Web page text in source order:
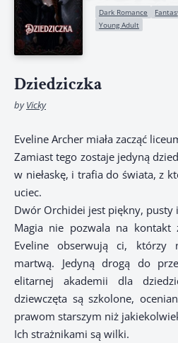
Dark Romance
Young Adult
Dziedziczka
byVicky
Eveline Archer miała zacząć
Zamiast tego zostaje jedyną
w niełaskę, i trafia do świata, z
uciec.
Dwór Orchidei jest piękny, pusty
Magia nie pozwala na
Eveline obserwują ci, którzy
martwą. Jedyną drogą do
elitarnej akademii dla
dziewczęta są szkolone,
prawom starszym niż
Ich strażnikami są wilki.